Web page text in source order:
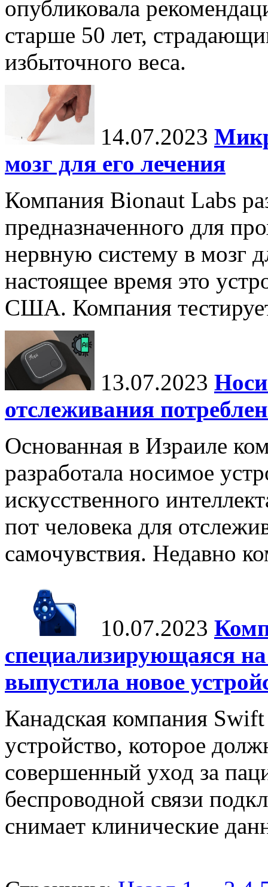
опубликовала
старше 50 лет,
избыточного веса.
14.07.2023
мозг для его лечения
Компания Bionaut Labs
предназначенного для
нервную систему в мозг
настоящее время это
США. Компания
13.07.2023
отслеживания
Основанная в Израиле
разработала носимое
искусственного
пот человека для
самочувствия. Недавно
10.07.2023
специализирующаяся
выпустила новое
Канадская компания
устройство, которое
совершенный уход за
беспроводной связи
снимает клинические